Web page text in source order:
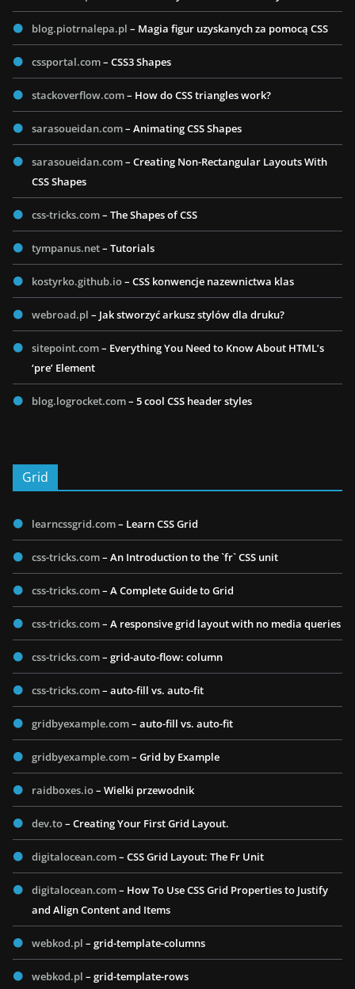
blog.piotrnalepa.pl – Magia figur uzyskanych za pomocą CSS
cssportal.com– CSS3 Shapes
stackoverflow.com– How do CSS triangles work?
sarasoueidan.com– Animating CSS Shapes
sarasoueidan.com– Creating Non-Rectangular Layouts With
CSS Shapes
css-tricks.com– The Shapes of CSS
tympanus.net– Tutorials
kostyrko.github.io– CSS konwencje nazewnictwa klas
webroad.pl – Jak stworzyć arkusz stylów dla druku?
sitepoint.com– Everything You Need to Know About HTML’s
‘pre’ Element
blog.logrocket.com– 5 cool CSS header styles
Grid
learncssgrid.com– Learn CSS Grid
css-tricks.com– An Introduction to the `fr` CSS unit
css-tricks.com– A Complete Guide to Grid
css-tricks.com– A responsive grid layout with no media queries
css-tricks.com– grid-auto-flow: column
css-tricks.com– auto-fill vs. auto-fit
gridbyexample.com– auto-fill vs. auto-fit
gridbyexample.com– Grid by Example
raidboxes.io– Wielki przewodnik
dev.to– Creating Your First Grid Layout.
digitalocean.com– CSS Grid Layout: The Fr Unit
digitalocean.com– How To Use CSS Grid Properties to Justify
and Align Content and Items
webkod.pl – grid-template-columns
webkod.pl – grid-template-rows